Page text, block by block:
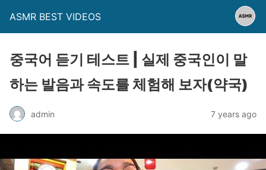
ASMR BEST VIDEOS
중국어 듣기 테스트 | 실제 중국인이 말
하는 발음과 속도를 체험해 보자(약국)
admin 7 years ago